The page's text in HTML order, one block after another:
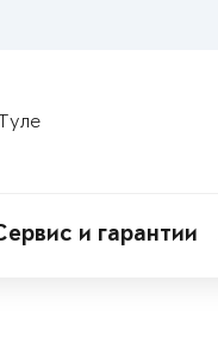
и гарантии